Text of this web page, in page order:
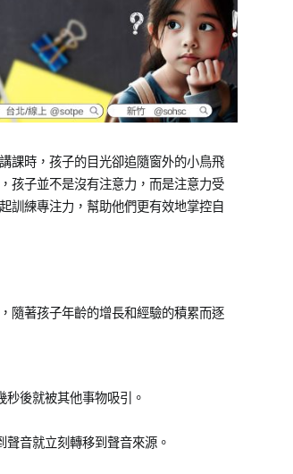
課時，孩子的目光卻追隨窗外的小鳥飛
孩子並不是沒有注意力，而是注意力受
訓練專注力，幫助他們更有效地掌控自
隨著孩子年齡的增長和經驗的積累而逐
後就被其他事物吸引。
音就立刻轉移到聲音來源。